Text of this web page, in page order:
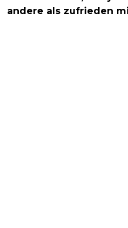
andere als zufrieden